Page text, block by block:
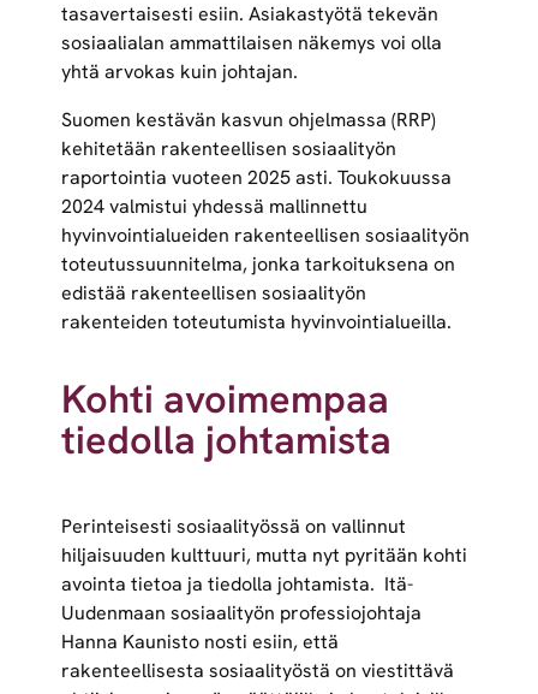
tasavertaisesti esiin. Asiakastyötä tekevän
sosiaalialan ammattilaisen näkemys voi olla
yhtä arvokas kuin johtajan.
Suomen kestävän kasvun ohjelmassa (RRP)
kehitetään rakenteellisen sosiaalityön
raportointia vuoteen 2025 asti. Toukokuussa
2024 valmistui yhdessä mallinnettu
hyvinvointialueiden rakenteellisen sosiaalityön
toteutussuunnitelma, jonka tarkoituksena on
edistää rakenteellisen sosiaalityön
rakenteiden toteutumista hyvinvointialueilla.
Kohti avoimempaa
tiedolla johtamista
Perinteisesti sosiaalityössä on vallinnut
hiljaisuuden kulttuuri, mutta nyt pyritään kohti
avointa tietoa ja tiedolla johtamista. Itä-
Uudenmaan sosiaalityön professiojohtaja
Hanna Kaunisto nosti esiin, että
rakenteellisesta sosiaalityöstä on viestittävä